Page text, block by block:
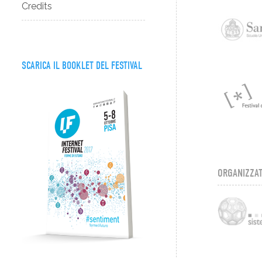
Credits
SCARICA IL BOOKLET DEL FESTIVAL